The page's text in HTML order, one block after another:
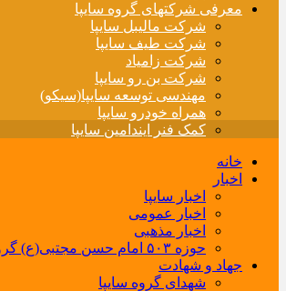
معرفی شرکتهای گروه سایپا
شرکت مالیبل سایپا
شرکت طیف سایپا
شرکت زامیاد
شرکت بن رو سایپا
مهندسی توسعه سایپا(سیکو)
همراه خودرو سایپا
کمک فنر ایندامین سایپا
خانه
اخبار
اخبار سایپا
اخبار عمومی
اخبار مذهبی
حوزه ۵۰۳ امام حسن مجتبی(ع) گروه سایپا
جهاد و شهادت
شهدای گروه سایپا